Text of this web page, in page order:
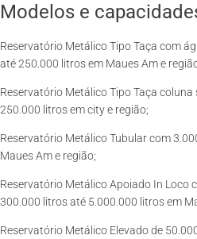
Modelos e
Reservatório Metálico Tipo Taça com
até 250.000 litros em Maues Am e
Reservatório Metálico Tipo Taça
250.000 litros em city e região;
Reservatório Metálico Tubular com
Maues Am e região;
Reservatório Metálico Apoiado In Loco
300.000 litros até 5.000.000 litros em
Reservatório Metálico Elevado de